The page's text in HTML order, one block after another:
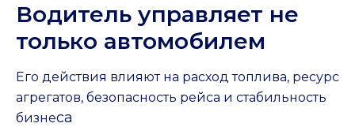
Водитель управляет не
только автомобилем
Его действия влияют на расход топлива, ресурс
агрегатов, безопасность рейса и стабильность
бизнеса